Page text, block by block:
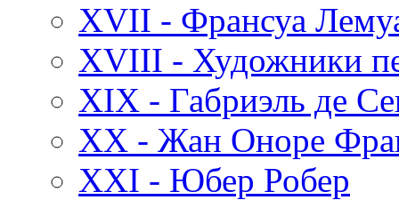
XVII - Франсуа
XVIII - Художники
XIX - Габриэль де
XX - Жан Оноре
XXI - Юбер Робер